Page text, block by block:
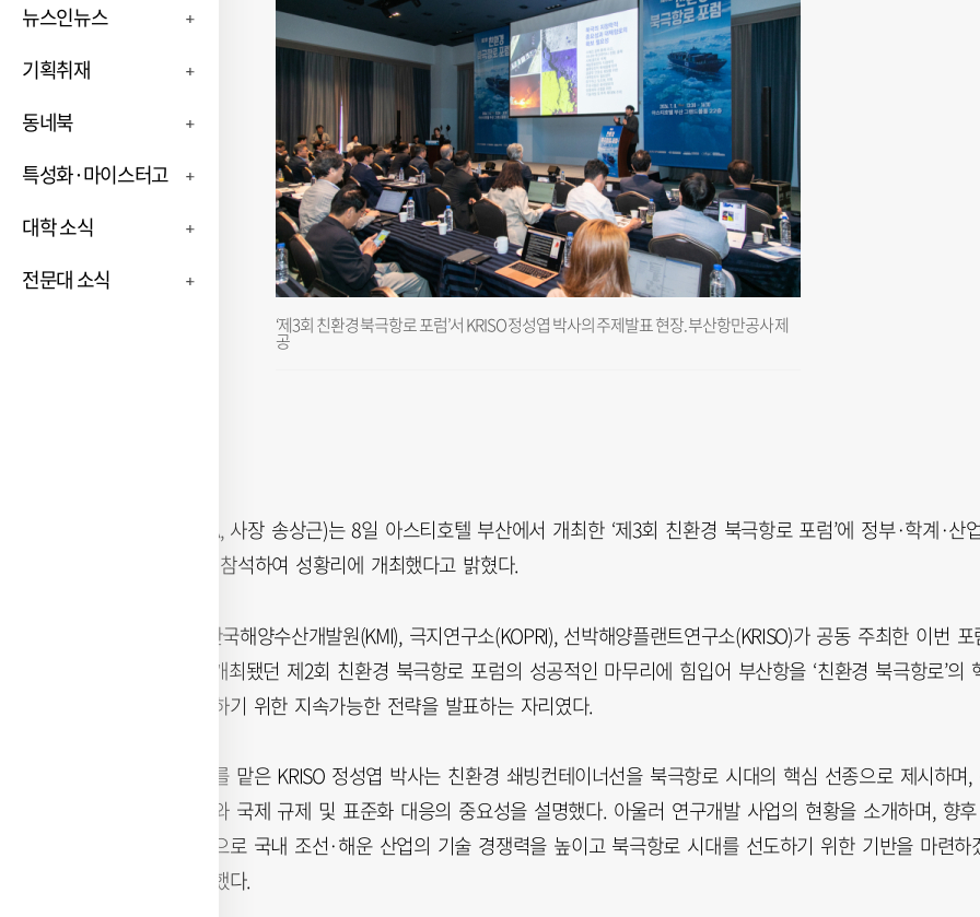
뉴스인뉴스
기획취재
동네북
특성화·마이스터고
대학 소식
전문대 소식
‘제3회 친환경 북극항로 포럼’서 KRISO 정성엽 박사의 주제발표 현장. 부산항만공사 제
공
부산항만공사(BPA, 사장 송상근)는 8일 아스티호텔 부산에서 개최한 ‘제3회 친환경 북극항로 포럼’에 정부·학계·산업
계 등 270여 명이 참석하여 성황리에 개최했다고 밝혔다.
부산항만공사와 한국해양수산개발원(KMI), 극지연구소(KOPRI), 선박해양플랜트연구소(KRISO)가 공동 주최한 이번 포
은 금년도 2월에 개최됐던 제2회 친환경 북극항로 포럼의 성공적인 마무리에 힘입어 부산항을 ‘친환경 북극항로’의
심 거점으로 육성하기 위한 지속가능한 전략을 발표하는 자리였다.
주제발표 첫 순서를 맡은 KRISO 정성엽 박사는 친환경 쇄빙컨테이너선을 북극항로 시대의 핵심 선종으로 제시하며,
련 설계기술 확보와 국제 규제 및 표준화 대응의 중요성을 설명했다. 아울러 연구개발 사업의 현황을 소개하며, 향후
사업 성과를 바탕으로 국내 조선·해운 산업의 기술 경쟁력을 높이고 북극항로 시대를 선도하기 위한 기반을 마련하
다는 비전을 제시했다.